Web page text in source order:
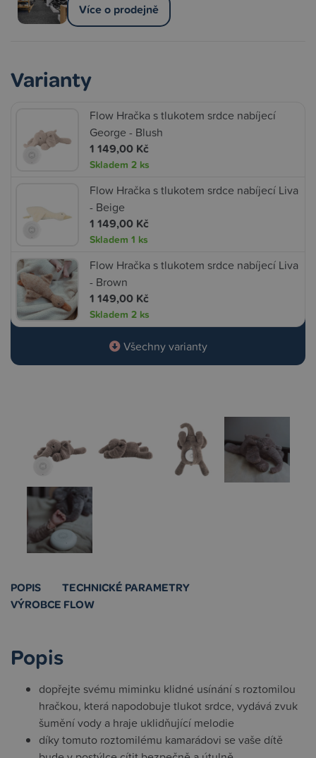
Více o prodejně
Varianty
Flow Hračka s tlukotem srdce nabíjecí
George - Blush
1 149,00 Kč
Skladem 2 ks
Flow Hračka s tlukotem srdce nabíjecí Liva
- Beige
1 149,00 Kč
Skladem 1 ks
Flow Hračka s tlukotem srdce nabíjecí Liva
- Brown
1 149,00 Kč
Skladem 2 ks
Všechny varianty
POPIS
TECHNICKÉ PARAMETRY
VÝROBCE FLOW
Popis
dopřejte svému miminku klidné usínání s roztomilou
hračkou, která napodobuje tlukot srdce, vydává zvuk
šumění vody a hraje uklidňující melodie
díky tomuto roztomilému kamarádovi se vaše dítě